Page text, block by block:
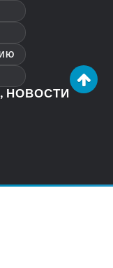
НОВОСТИ